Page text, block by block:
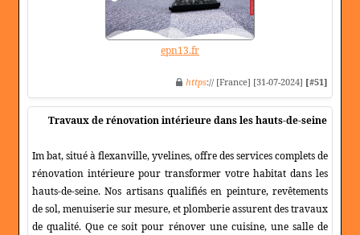
epn13.fr
https:// [France] [31-07-2024] [#51]
Travaux de rénovation intérieure dans les hauts-de-seine
Im bat, situé à flexanville, yvelines, offre des services complets de
rénovation intérieure pour transformer votre habitat dans les
hauts-de-seine. Nos artisans qualifiés en peinture, revêtements
de sol, menuiserie sur mesure, et plomberie assurent des travaux
de qualité. Que ce soit pour rénover une cuisine, une salle de